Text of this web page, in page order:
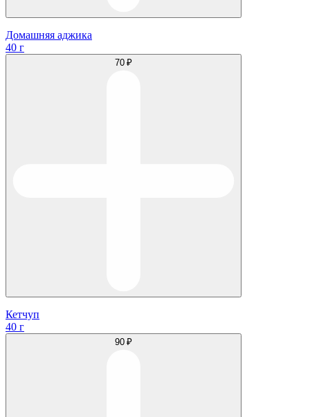
Домашняя аджика
40 г
70 ₽
Кетчуп
40 г
90 ₽